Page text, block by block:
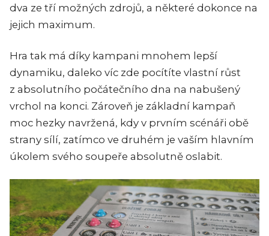
dva ze tří možných zdrojů, a některé dokonce na
jejich maximum.
Hra tak má díky kampani mnohem lepší
dynamiku, daleko víc zde pocítíte vlastní růst
z absolutního počátečního dna na nabušený
vrchol na konci. Zároveň je základní kampaň
moc hezky navržená, kdy v prvním scénáři obě
strany sílí, zatímco ve druhém je vaším hlavním
úkolem svého soupeře absolutně oslabit.